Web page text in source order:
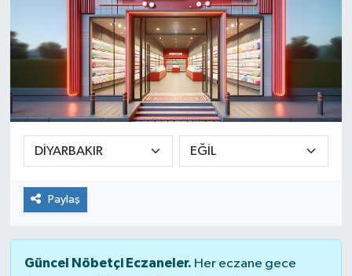
Paylaş
Güncel Nöbetçi Eczaneler. Her eczane gece